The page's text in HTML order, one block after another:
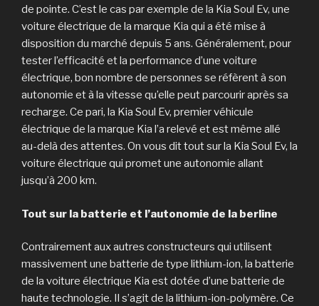
de pointe. C’est le cas par exemple de la Kia Soul Ev, une
voiture électrique de la marque Kia qui a été mise à
disposition du marché depuis 5 ans. Généralement, pour
tester l’efficacité et la performance d’une voiture
électrique, bon nombre de personnes se réfèrent à son
autonomie et à la vitesse qu’elle peut parcourir après sa
recharge. Ce pari, la Kia Soul Ev, premier véhicule
électrique de la marque Kia l’a relevé et est même allé
au-delà des attentes. On vous dit tout sur la Kia Soul Ev, la
voiture électrique qui promet une autonomie allant
jusqu’à 200 km.
Tout sur la batterie et l’autonomie de la berline
Contrairement aux autres constructeurs qui utilisent
massivement une batterie de type lithium-ion, la batterie
de la voiture électrique Kia est dotée d’une batterie de
haute technologie. Il s’agit de la lithium-ion-polymère. Ce